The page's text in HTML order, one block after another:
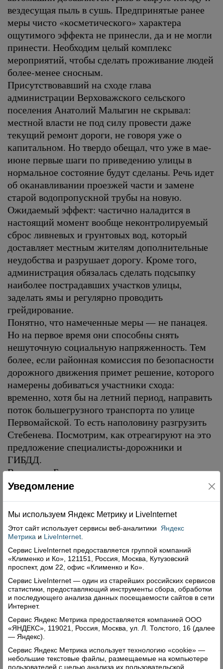
вездесущая пыль в сушь. Предпринятые ранее
меры чисто «косметического» характера
ощутимого эффекта не принесли, да и не могли
принести. Необходим целый комплекс
мероприятий, чтобы сделать проживание людей
более-менее сносным.
Присутствовавший на сходе глава
администрации Верховажского сельского
поселения Анатолий Малыгин не скрывал:
местной власти не под силу провести даже
текущий ремонт дороги, не говоря уже о
капитальном. Но твердо обещал, что уже в мае-
июне первые шаги по приведению улицы в
нормальное состояние будут сделаны. Речь идет
об оканавливании проезжей части и замене
старой водопропускной трубы на новую.
Ожидаемый эффект: частично наладится в
настоящий момент вообще неконтролируемый
сброс ливневых и грунтовых вод, который
доставляет местным жителям дополнительные
неудобства и разрушает дорогу. Кроме того,
администрация обязалась сделать подсыпку
наиболее пострадавших участков улицы,
заделать ямы и регулярно проводить
грейдирование.
Понятно, что намеченные меры — не панацея.
Но на первое время они способны снять
нешуточную социальную напряженность. Тем
более, если районная комиссия по безопасности
дорожного движения примет решение, которого
намерены добиваться участники схода:
временно, хотя бы на летний период, направить
поток большегрузного транспорта по улице
Первомайской. То есть наполовину разгрузить
Стебенева. Посмотрим, как отреагируют на это
предложение специалисты-дорожники и
ГИБДД.
Владимир Басов.
Поделиться
Оставить комментарий
Уведомление
Мы используем Яндекс Метрику и Livelnternet
Этот сайт использует сервисы веб-аналитики
Яндекс
Метрика и LiveInternet
Сервис LiveInternet предоставляется группой компаний
«Клименко и Ко», 121151, Россия, Москва, Кутузовский
проспект, дом 22, офис «Клименко и Ко».
Сервис LiveInternet — один из старейших российских сервисов
статистики, предоставляющий инструменты сбора, обработки
и последующего анализа данных посещаемости сайтов в сети
Интернет.
Сервис Яндекс Метрика предоставляется компанией ООО
«ЯНДЕКС», 119021, Россия, Москва, ул. Л. Толстого, 16 (далее
— Яндекс).
Сервис Яндекс Метрика использует технологию «cookie» —
небольшие текстовые файлы, размещаемые на компьютере
пользователей с целью анализа их пользовательской